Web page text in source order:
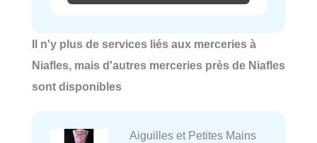
Il n'y plus de services liés aux merceries à
Niafles, mais d'autres merceries près de Niafles
sont disponibles
Aiguilles et Petites Mains